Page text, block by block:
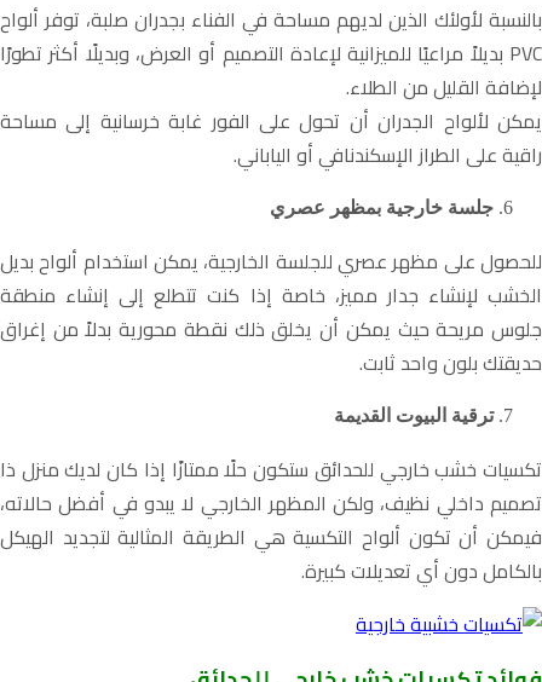
بالنسبة لأولئك الذين لديهم مساحة في الفناء بجدران صلبة، توفر ألواح
PVC بديلاً مراعيًا للميزانية لإعادة التصميم أو العرض، وبديلًا أكثر تطورًا
لإضافة القليل من الطلاء.
يمكن لألواح الجدران أن تحول على الفور غابة خرسانية إلى مساحة
راقية على الطراز الإسكندنافي أو الياباني.
جلسة خارجية بمظهر عصري
للحصول على مظهر عصري للجلسة الخارجية، يمكن استخدام ألواح بديل
الخشب لإنشاء جدار مميز، خاصة إذا كنت تتطلع إلى إنشاء منطقة
جلوس مريحة حيث يمكن أن يخلق ذلك نقطة محورية بدلاً من إغراق
حديقتك بلون واحد ثابت.
ترقية البيوت القديمة
تكسيات خشب خارجي للحدائق ستكون حلًا ممتازًا إذا كان لديك منزل ذا
تصميم داخلي نظيف، ولكن المظهر الخارجي لا يبدو في أفضل حالاته،
فيمكن أن تكون ألواح التكسية هي الطريقة المثالية لتجديد الهيكل
بالكامل دون أي تعديلات كبيرة.